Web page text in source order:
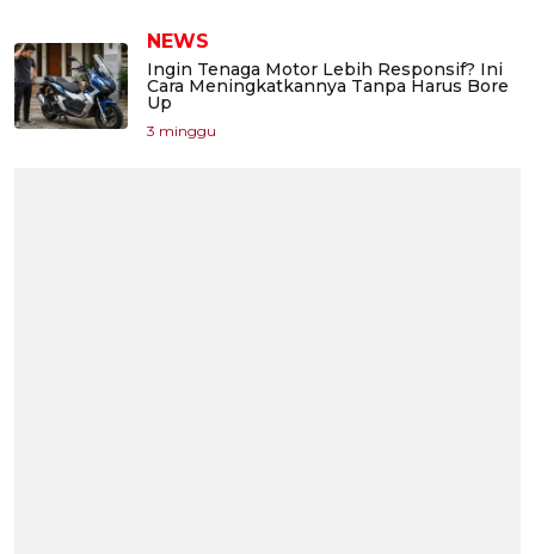
NEWS
Ingin Tenaga Motor Lebih Responsif? Ini
Cara Meningkatkannya Tanpa Harus Bore
Up
3 minggu